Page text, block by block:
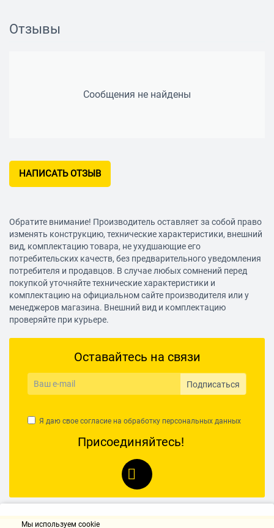
60 Гц
Углы обзора
80° по горизонтали, 80° по вертикали
207 PPI
Количество цветов дисплея (млн)
16.7
Конфигурация планшетного компьютера
Процессор
HiSilicon Kirin 710A
Техпроцесс/литография
Тип графического контроллера
Объем встроенной памяти
128 ГБ
Операционная система
Отзывы
Сообщения не найдены
НАПИСАТЬ ОТЗЫВ
Обратите внимание! Производитель оставляет за собой право
изменять конструкцию, технические характеристики, внешний
вид, комплектацию товара, не ухудшающие его
потребительских качеств, без предварительного уведомления
потребителя и продавцов. В случае любых сомнений перед
покупкой уточняйте технические характеристики и
комплектацию на официальном сайте производителя или у
менеджеров магазина. Внешний вид и комплектацию
проверяйте при курьере.
Оставайтесь на связи
Подписаться
Я даю свое согласие на обработку персональных данных
Присоединяйтесь!
Мы используем cookie